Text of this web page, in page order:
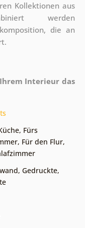
Kollektionen aus
werden
die an
Interieur das
, Fürs
, Für den Flur,
, Gedruckte,